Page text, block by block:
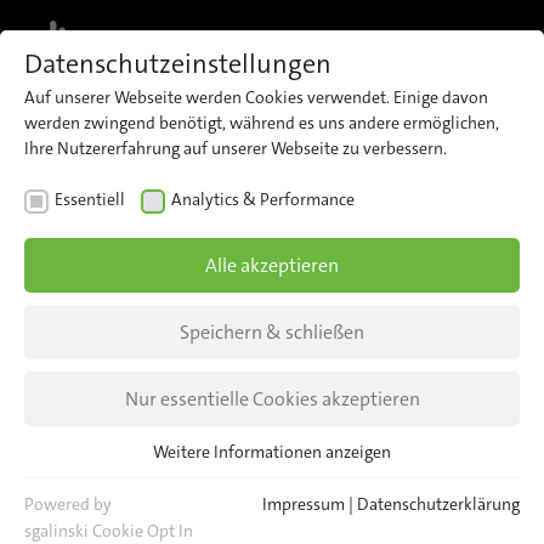
Allgemeine
Verkaufsbedingungen
ausschließlichen Geltung unserer Allgemeinen
Datenschutzeinstellungen
Auf unserer Webseite werden Cookies verwendet. Einige davon
werden zwingend benötigt, während es uns andere ermöglichen,
Ihre Nutzererfahrung auf unserer Webseite zu verbessern.
Essentiell Analytics & Performance
Alle akzeptieren
Speichern & schließen
Nur essentielle Cookies akzeptieren
Essentielle Cookies werden für grundlegende Funktionen der
Webseite benötigt. Dadurch ist gewährleistet, dass die Webseite
Weitere Informationen anzeigen
Powered by
sgalinski Cookie Opt In
Impressum | Datenschutzerklärung